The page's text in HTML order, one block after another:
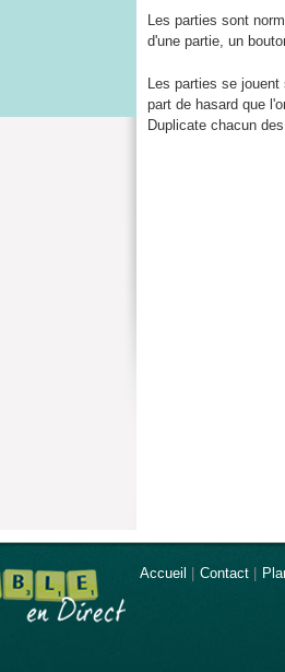
Les parties sont
d'une partie, un
Les parties se
part de hasard que
Duplicate chacun
Accueil Contact